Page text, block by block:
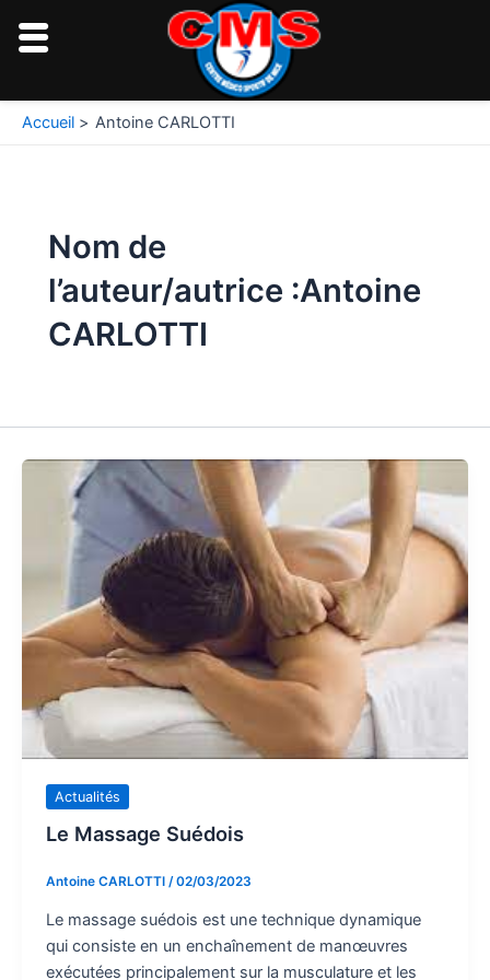
Accueil Antoine CARLOTTI
Nom de
l’auteur/autrice :Antoine
CARLOTTI
Actualités
Le Massage Suédois
Antoine CARLOTTI /02/03/2023
Le massage suédois est une technique dynamique
qui consiste en un enchaînement de manœuvres
exécutées principalement sur la musculature et les